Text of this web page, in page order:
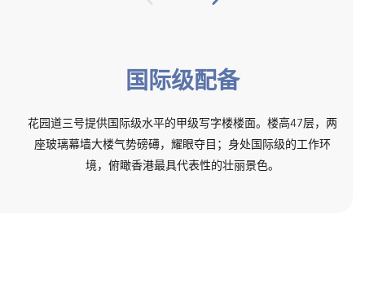
国际级配备
花园道三号提供国际级水平的甲级写字楼楼面。楼高47层，两
座玻璃幕墙大楼气势磅礡，耀眼夺目；身处国际级的工作环
境，俯瞰香港最具代表性的壮丽景色。